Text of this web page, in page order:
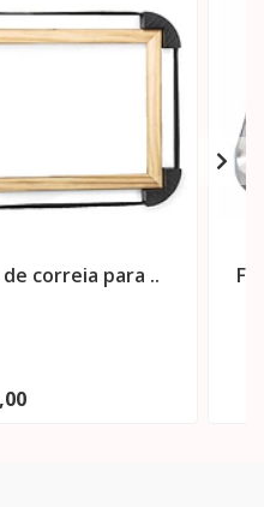
de correia para ..